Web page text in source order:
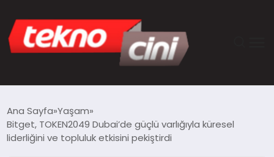
TEKNOLOJI
Ana Sayfa Yaşam
Bitget, TOKEN2049 Dubai’de güçlü varlığıyla küresel
liderliğini ve topluluk etkisini pekiştirdi